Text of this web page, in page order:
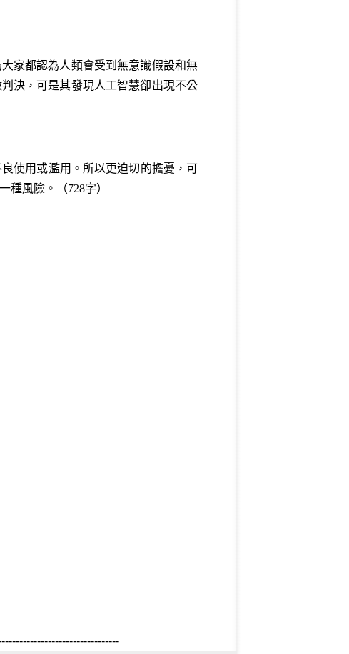
家都認為人類會受到無意識假設和無
決，可是其發現人工智慧卻出現不公
使用或濫用。所以更迫切的擔憂，可
風險。（728字）